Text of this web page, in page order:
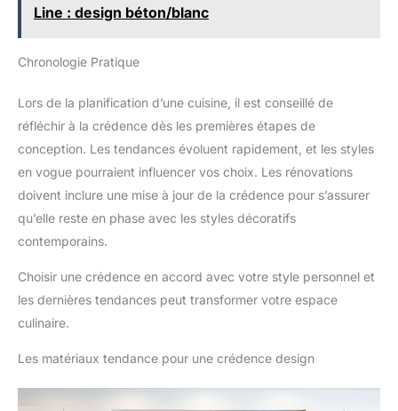
Line : design béton/blanc
Chronologie Pratique
Lors de la planification d’une cuisine, il est conseillé de
réfléchir à la crédence dès les premières étapes de
conception. Les tendances évoluent rapidement, et les styles
en vogue pourraient influencer vos choix. Les rénovations
doivent inclure une mise à jour de la crédence pour s’assurer
qu’elle reste en phase avec les styles décoratifs
contemporains.
Choisir une crédence en accord avec votre style personnel et
les dernières tendances peut transformer votre espace
culinaire.
Les matériaux tendance pour une crédence design